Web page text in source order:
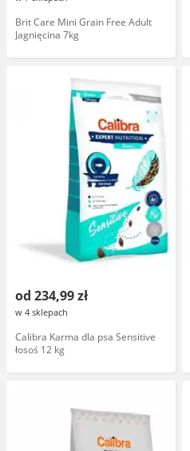
Brit Care Mini Grain Free Adult
Jagnięcina 7kg
od 234,99 zł
w 4 sklepach
Calibra Karma dla psa Sensitive
łosoś 12 kg